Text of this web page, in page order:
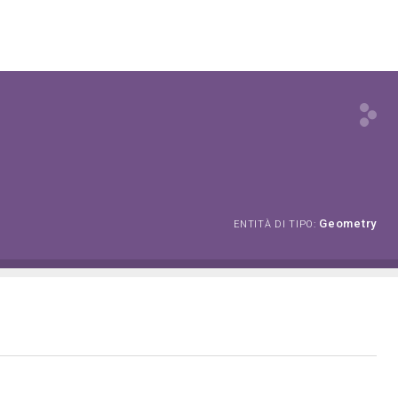
ENTITÀ DI TIPO: Geometry